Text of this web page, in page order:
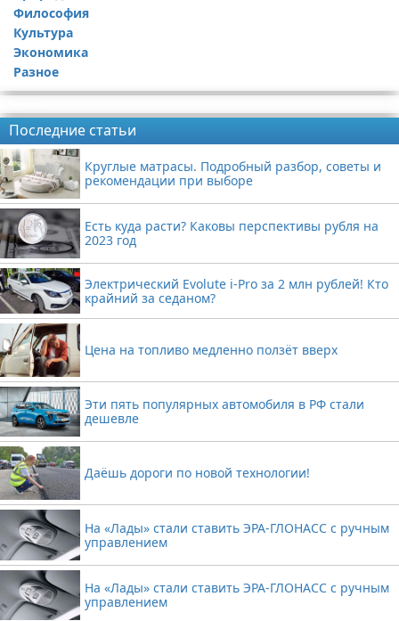
Философия
Культура
Экономика
Разное
Последние статьи
Круглые матрасы. Подробный разбор, советы и
рекомендации при выборе
Есть куда расти? Каковы перспективы рубля на
2023 год
Электрический Evolute i-Pro за 2 млн рублей! Кто
крайний за седаном?
Цена на топливо медленно ползёт вверх
Эти пять популярных автомобиля в РФ стали
дешевле
Даёшь дороги по новой технологии!
На «Лады» стали ставить ЭРА-ГЛОНАСС с ручным
управлением
На «Лады» стали ставить ЭРА-ГЛОНАСС с ручным
управлением